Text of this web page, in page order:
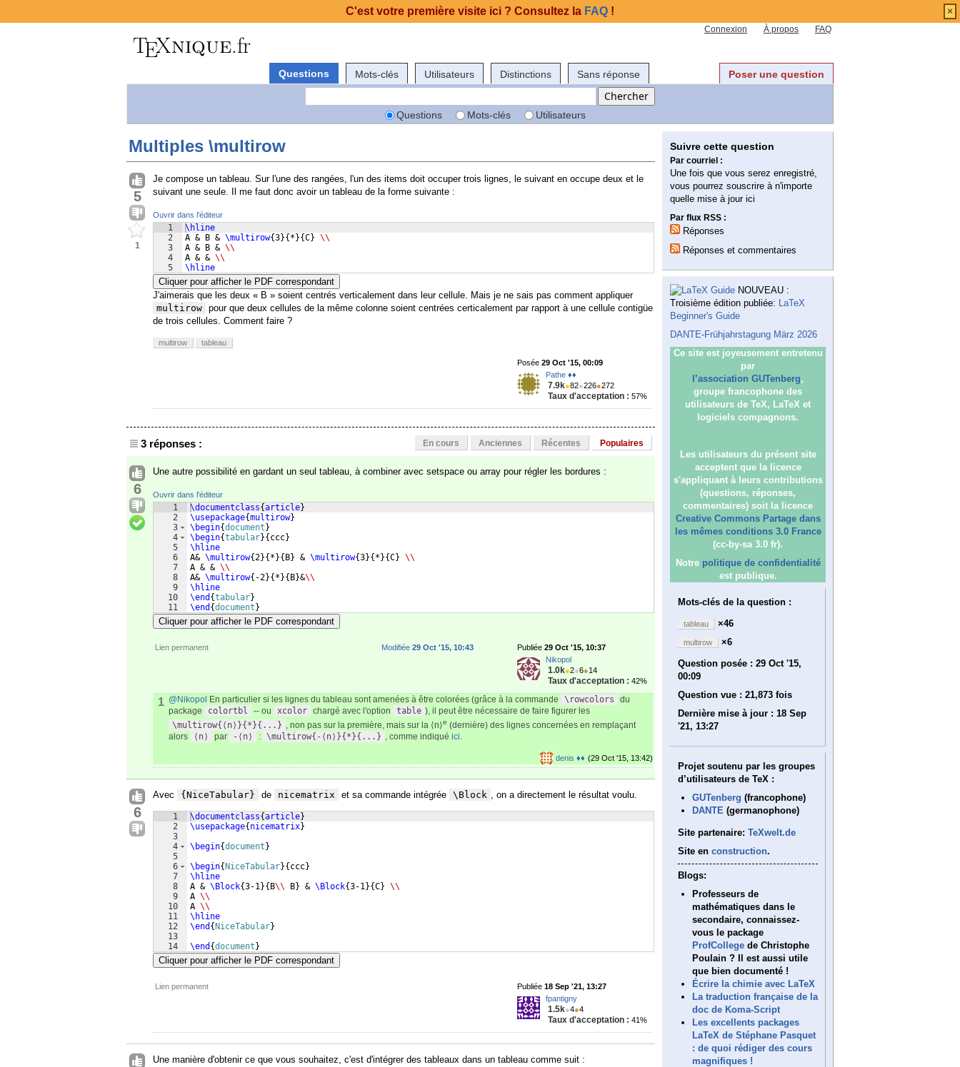
Connexion À propos FAQ
Questions Mots-clés Utilisateurs Distinctions Sans réponse Poser une question
Questions Mots-clés Utilisateurs
Multiples \multirow
5
1
Je compose un tableau. Sur l'une des rangées, l'un des items doit occuper trois lignes, le suivant en occupe deux et le
suivant une seule. Il me faut donc avoir un tableau de la forme suivante :
Ouvrir dans l'éditeur
1
2
3
4
5
\hline
A & B & \multirow{3}{ * }{C} \\
A & B & \\
A & & \\
\hline
Cliquer pour afficher le PDF correspondant
J'aimerais que les deux « B » soient centrés verticalement dans leur cellule. Mais je ne sais pas comment appliquer
multirow pour que deux cellules de la même colonne soient centrées certicalement par rapport à une cellule contigüe
de trois cellules. Comment faire ?
multirow tableau
Posée 29 Oct '15, 00:09
Pathe ♦♦
7.9k●82●226●272
Taux d'acceptation : 57%
3 réponses : En cours Anciennes Récentes Populaires
6
Une autre possibilité en gardant un seul tableau, à combiner avec setspace ou array pour régler les bordures :
Ouvrir dans l'éditeur
1
2
3
4
5
6
7
8
9
10
11
\documentclass{article}
\usepackage{multirow}
\begin{document }
\begin{tabular}{ ccc}
\hline
A& \multirow{2}{ * }{ B} & \multirow{3}{ * }{C} \\
A & & \\
A& \multirow{ -2}{ * }{ B}&\\
\hline
\end {tabular}
\end {document }
Cliquer pour afficher le PDF correspondant
Lien permanent Publiée 29 Oct '15, 10:37
Nikopol
1.0k●2●6●14
Taux d'acceptation : 42%
Modifiée 29 Oct '15, 10:43
1 @Nikopol En particulier si les lignes du tableau sont amenées à être colorées (grâce à la commande \rowcolors
du
package
colortbl -- ou xcolor chargé avec l'option table ), il peut être nécessaire de faire figurer les
\multirow{⟨n⟩}{*}{...} , non pas sur la première, mais sur la ⟨n⟩e (dernière) des lignes concernées en remplaçant
alors
⟨n⟩ par -⟨n⟩ : \multirow{-⟨n⟩}{*}{...} , comme indiqué ici.
(29 Oct '15, 13:42)
denis ♦♦
6
Avec {NiceTabular} de nicematrix et sa commande intégrée \Block , on a directement le résultat voulu.
1
2
3
4
5
6
7
8
9
10
11
12
13
14
\documentclass{article}
\usepackage{ nicematrix}
\begin{document }
\begin{ NiceTabular}{ ccc}
\hline
A & \Block{3-1}{ B\\ B} & \Block{3-1}{C} \\
A \\
A \\
\hline
\end { NiceTabular}
\end {document }
Cliquer pour afficher le PDF correspondant
Lien permanent Publiée 18 Sep '21, 13:27
fpantigny
1.5k●4●4
Taux d'acceptation : 41%
Une manière d'obtenir ce que vous souhaitez, c'est d'intégrer des tableaux dans un tableau comme suit :
Suivre cette question
Par courriel :
Une fois que vous serez enregistré,
vous pourrez souscrire à n'importe
quelle mise à jour ici
Par flux RSS :
Réponses
Réponses et commentaires
NOUVEAU :
Troisième édition publiée: LaTeX
Beginner's Guide
DANTE-Frühjahrstagung März 2026
Ce site est joyeusement entretenu
par
l’association GUTenberg,
groupe francophone des
utilisateurs de TeX, LaTeX et
logiciels compagnons.
Les utilisateurs du présent site
acceptent que la licence
s'appliquant à leurs contributions
(questions, réponses,
commentaires) soit la licence
Creative Commons Partage dans
les mêmes conditions 3.0 France
(cc-by-sa 3.0 fr).
Notre politique de confidentialité
est publique.
Mots-clés de la question :
tableau ×46
multirow
×6
Question posée : 29 Oct '15,
00:09
Question vue : 21,873 fois
Dernière mise à jour : 18 Sep
'21, 13:27
Projet soutenu par les groupes
d’utilisateurs de TeX :
GUTenberg (francophone)
DANTE (germanophone)
Site partenaire: TeXwelt.de
Site en construction.
Blogs:
Professeurs de
mathématiques dans le
secondaire, connaissez-
vous le package
ProfCollege de Christophe
Poulain ? Il est aussi utile
que bien documenté !
Écrire la chimie avec LaTeX
La traduction française de la
doc de Koma-Script
Les excellents packages
LaTeX de Stéphane Pasquet
: de quoi rédiger des cours
magnifiques !
C'est votre première visite ici ? Consultez la FAQ ! ×